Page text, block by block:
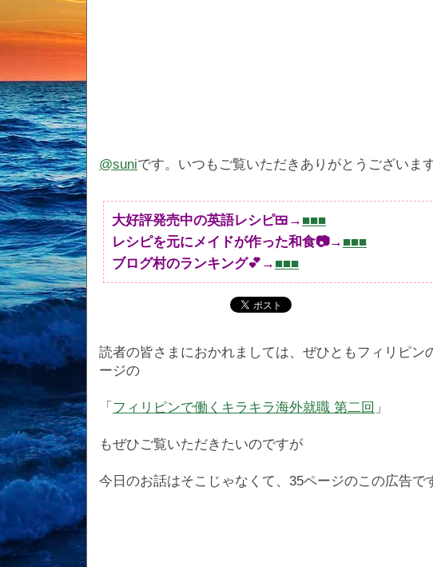
@suniです。いつもご覧いただきありがとうございます
大好評発売中の英語レシピ🍱→ ■■■
レシピを元にメイドが作った和食📷→ ■■■
ブログ村のランキング💕→ ■■■
読者の皆さまにおかれましては、ぜひともフィリピン
ージの
「 フィリピンで働くキラキラ海外就職 第二回 」
もぜひご覧いただきたいのですが
今日のお話はそこじゃなくて、35ページのこの広告で